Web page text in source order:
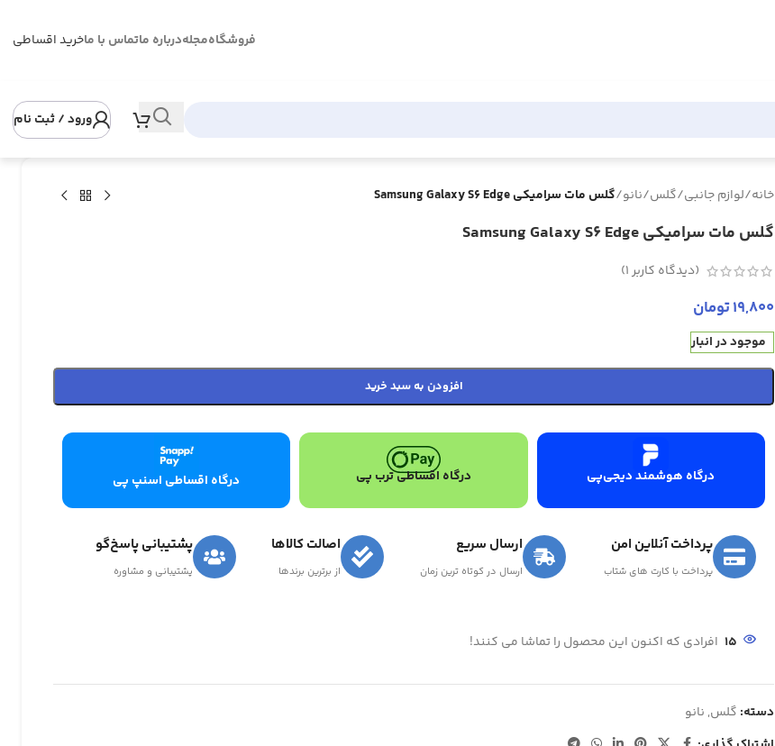
فروشگاهمجلهدرباره ماتماس با ماخرید اقساطی
ورود / ثبت نام
خانه/لوازم جانبی/گلس/نانو/گلس مات سرامیکی Samsung Galaxy S6 Edge
گلس مات سرامیکی Samsung Galaxy S6 Edge
(دیدگاه کاربر1
)
19,800تومان
موجود در انبار
افزودن به سبد خرید
درگاه هوشمند دیجی‌پی درگاه اقساطی ترب پی درگاه اقساطی اسنپ پی
پرداخت آنلاین امن
پرداخت با کارت های شتاب
ارسال سریع
ارسال در کوتاه ترین زمان
اصالت کالاها
از برترین برندها
پشتیبانی پاسخ‌گو
پشتیبانی و مشاوره
15 افرادی که اکنون این محصول را تماشا می کنند!
دسته: گلس, نانو